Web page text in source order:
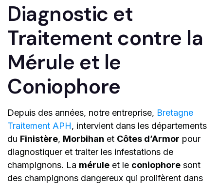
Diagnostic et
Traitement contre la
Mérule et le
Coniophore
Depuis des années, notre entreprise, Bretagne
Traitement APH, intervient dans les départements
du Finistère, Morbihan et Côtes d’Armor pour
diagnostiquer et traiter les infestations de
champignons. La mérule et le coniophore sont
des champignons dangereux qui prolifèrent dans